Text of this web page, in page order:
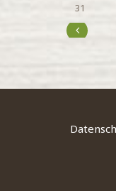
31
« Juli